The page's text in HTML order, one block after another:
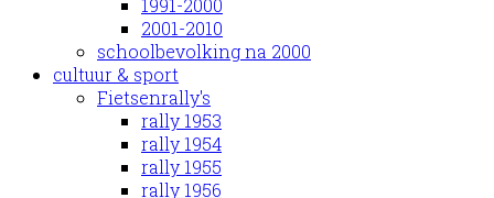
1991-2000
2001-2010
schoolbevolking na 2000
cultuur & sport
Fietsenrally's
rally 1953
rally 1954
rally 1955
rally 1956